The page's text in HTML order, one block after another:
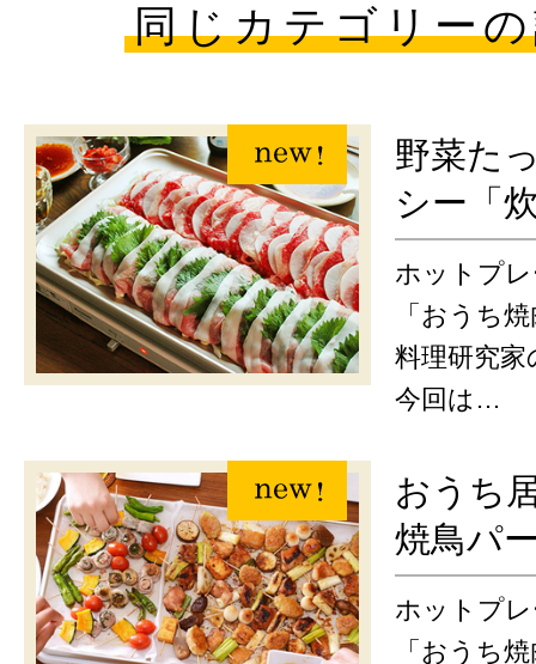
同じカテゴリー
野菜た
シー「
ホットプ
「おうち
料理研究
今回は…
おうち
焼鳥パ
ホットプ
「おうち